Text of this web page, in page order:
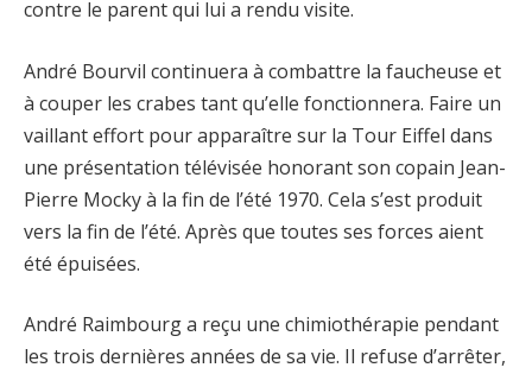
contre le parent qui lui a rendu visite.
André Bourvil continuera à combattre la faucheuse et
à couper les crabes tant qu’elle fonctionnera. Faire un
vaillant effort pour apparaître sur la Tour Eiffel dans
une présentation télévisée honorant son copain Jean-
Pierre Mocky à la fin de l’été 1970. Cela s’est produit
vers la fin de l’été. Après que toutes ses forces aient
été épuisées.
André Raimbourg a reçu une chimiothérapie pendant
les trois dernières années de sa vie. Il refuse d’arrêter,